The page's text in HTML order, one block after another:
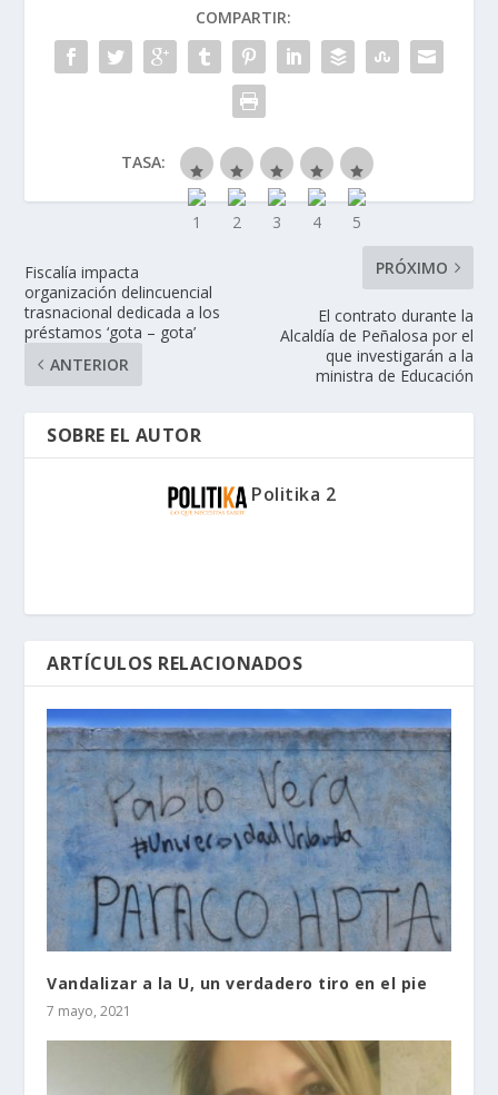
COMPARTIR:
TASA:
Fiscalía impacta
organización delincuencial
trasnacional dedicada a los
préstamos ‘gota – gota’
ANTERIOR
PRÓXIMO
El contrato durante la
Alcaldía de Peñalosa por el
que investigarán a la
ministra de Educación
SOBRE EL AUTOR
Politika 2
ARTÍCULOS RELACIONADOS
Vandalizar a la U, un verdadero tiro en el pie
7 mayo, 2021